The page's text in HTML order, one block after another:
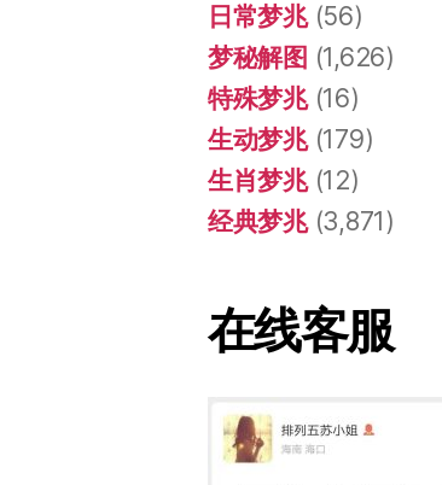
日常梦兆(56)
梦秘解图 (1,626)
特殊梦兆(16)
生动梦兆(179)
生肖梦兆(12)
经典梦兆(3,871)
在线客服